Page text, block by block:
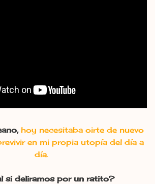
hoy necesitaba oirte de nuevo
en mi propia utopía del día a
día.
si deliramos por un ratito?